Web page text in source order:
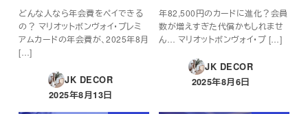
どんな人なら年会費をペイできる
の？ マリオットボンヴォイ・プレミ
アムカードの年会費が、2025年8月
[…]
JK DECOR
投稿日
2025年8月13日
年82,500円のカードに進化？会員
数が増えすぎた代償かもしれませ
ん… マリオットボンヴォイ・プ […]
JK DECOR
投稿日
2025年8月6日